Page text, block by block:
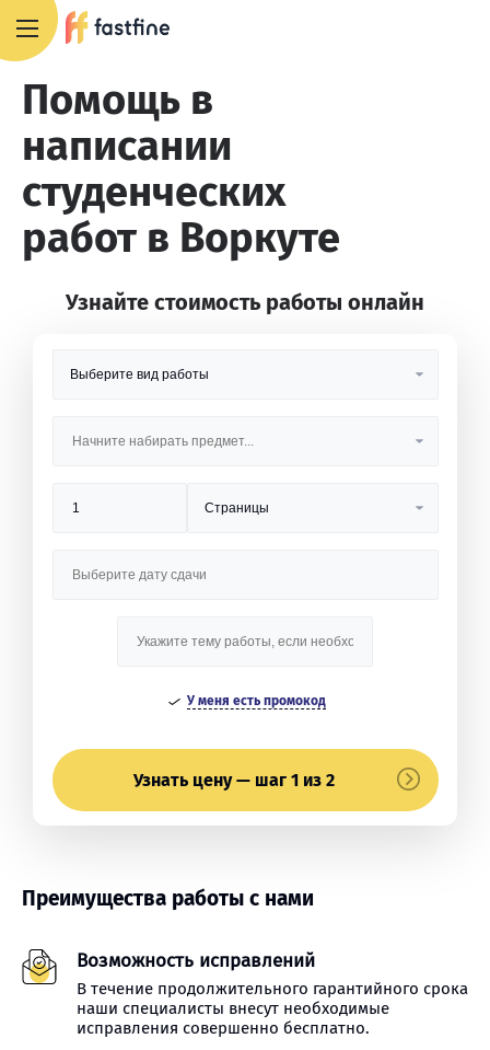
Помощь в
написании
студенческих
работ в Воркуте
Узнайте стоимость работы онлайн
У меня есть промокод
Узнать цену — шаг 1 из 2
Преимущества работы с нами
Возможность исправлений
В течение продолжительного гарантийного срока
наши специалисты внесут необходимые
исправления совершенно бесплатно.